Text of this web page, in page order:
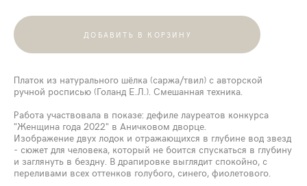
ДОБАВИТЬ В КОРЗИНУ
Платок из натурального шёлка (саржа/твил) с авторской
ручной росписью (Голанд Е.Л.). Смешанная техника.
Работа участвовала в показе: дефиле лауреатов конкурса
"Женщина года 2022" в Аничковом дворце.
Изображение двух лодок и отражающихся в глубине вод звезд
- сюжет для человека, который не боится спускаться в глубину
и заглянуть в бездну. В драпировке выглядит спокойно, с
переливами всех оттенков голубого, синего, фиолетового.